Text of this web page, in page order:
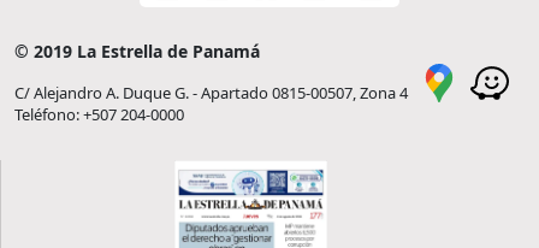
© 2019 La Estrella de Panamá
C/ Alejandro A. Duque G. - Apartado 0815-00507, Zona 4
Teléfono: +507 204-0000